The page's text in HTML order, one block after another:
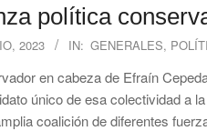
política
2023 IN: GENERALES,
en cabeza de Efraín
único de esa colectividad a
coalición de diferentes